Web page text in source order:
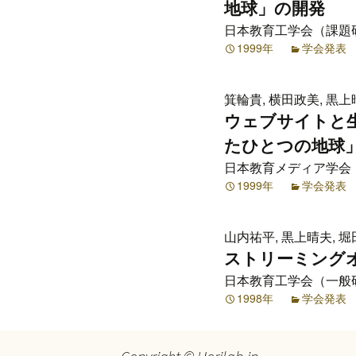
地球」の開発
日本教育工学会（課
1999年 学会発表
箕輪貴, 横田政美, 黒
ウェブサイトと
たひとつの地球
日本教育メディア学
1999年 学会発表
山内祐平, 黒上晴夫,
ストリーミング
日本教育工学会（一
1998年 学会発表